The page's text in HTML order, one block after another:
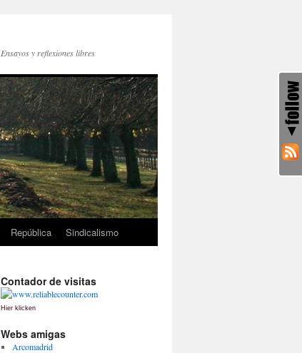
Ensayos y reflexiones libres
República Sindicalismo
Contador de visitas
Hier klicken
Webs amigas
Arcomadrid